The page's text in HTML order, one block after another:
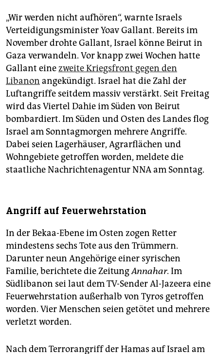
„Wir werden nicht aufhören“, warnte Israels
Verteidigungsminister Yoav Gallant. Bereits im
November drohte Gallant, Israel könne Beirut in
Gaza verwandeln. Vor knapp zwei Wochen hatte
Gallant einezweite Kriegsfront gegen den
Libanon angekündigt. Israel hat die Zahl der
Luftangriffe seitdem massiv verstärkt. Seit Freitag
wird das Viertel Dahie im Süden von Beirut
bombardiert. Im Süden und Osten des Landes flog
Israel am Sonntagmorgen mehrere Angriffe.
Dabei seien Lagerhäuser, Agrarflächen und
Wohngebiete getroffen worden, meldete die
staatliche Nachrichtenagentur NNA am Sonntag.
Angriff auf Feuerwehrstation
In der Bekaa-Ebene im Osten zogen Retter
mindestens sechs Tote aus den Trümmern.
Darunter neun Angehörige einer syrischen
Familie, berichtete die ZeitungAnnahar. Im
Südlibanon sei laut dem TV-Sender Al-Jazeera eine
Feuerwehrstation außerhalb von Tyros getroffen
worden. Vier Menschen seien getötet und mehrere
verletzt ­worden.
Nach dem Terrorangriff der Hamas auf Israel am